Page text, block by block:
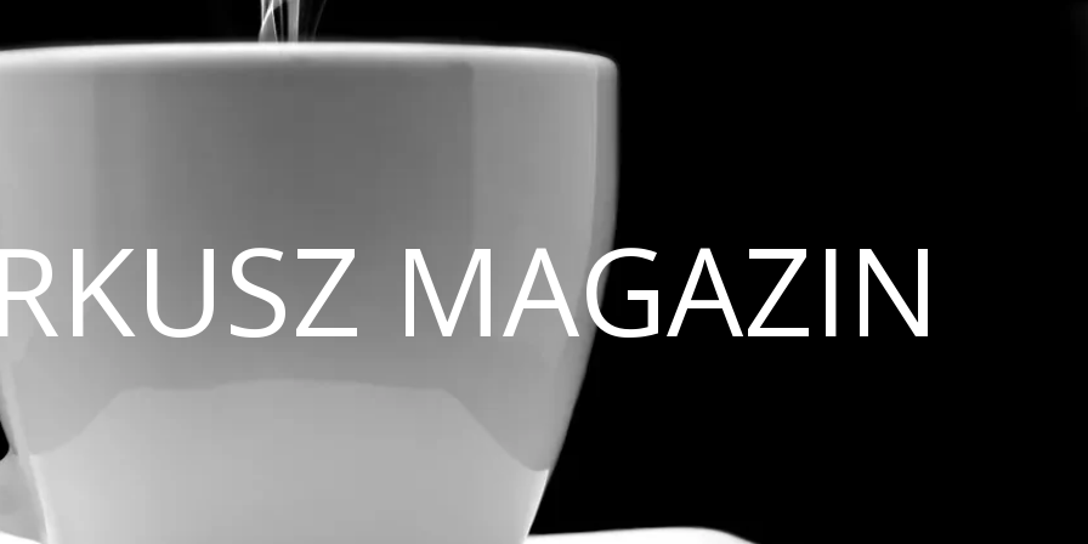
MAGAZIN